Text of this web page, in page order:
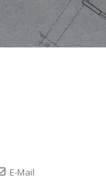
E-Mail